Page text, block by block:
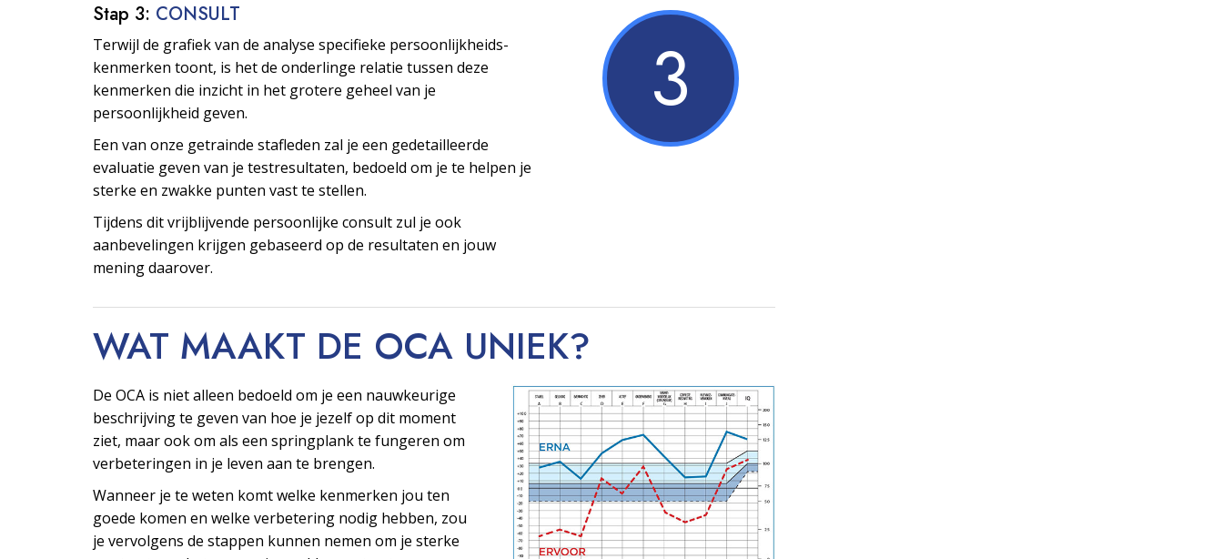
Stap 3: CONSULT
Terwijl de grafiek van de analyse specifieke persoonlijkheids­
kenmerken toont, is het de onderlinge relatie tussen deze
kenmerken die inzicht in het grotere geheel van je
persoonlijkheid geven.
Een van onze getrainde stafleden zal je een gedetailleerde
evaluatie geven van je testresultaten, bedoeld om je te helpen je
sterke en zwakke punten vast te stellen.
Tijdens dit vrijblijvende persoonlijke consult zul je ook
aanbevelingen krijgen gebaseerd op de resultaten en jouw
mening daarover.
3
WAT MAAKT DE OCA UNIEK?
De OCA is niet alleen bedoeld om je een nauwkeurige
beschrijving te geven van hoe je jezelf op dit moment
ziet, maar ook om als een springplank te fungeren om
verbeteringen in je leven aan te brengen.
Wanneer je te weten komt welke kenmerken jou ten
goede komen en welke verbetering nodig hebben, zou
je vervolgens de stappen kunnen nemen om je sterke